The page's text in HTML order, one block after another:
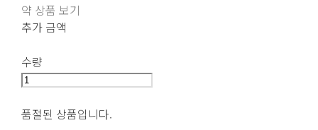
약 상품 보기
추가 금액
수량
품절된 상품입니다.